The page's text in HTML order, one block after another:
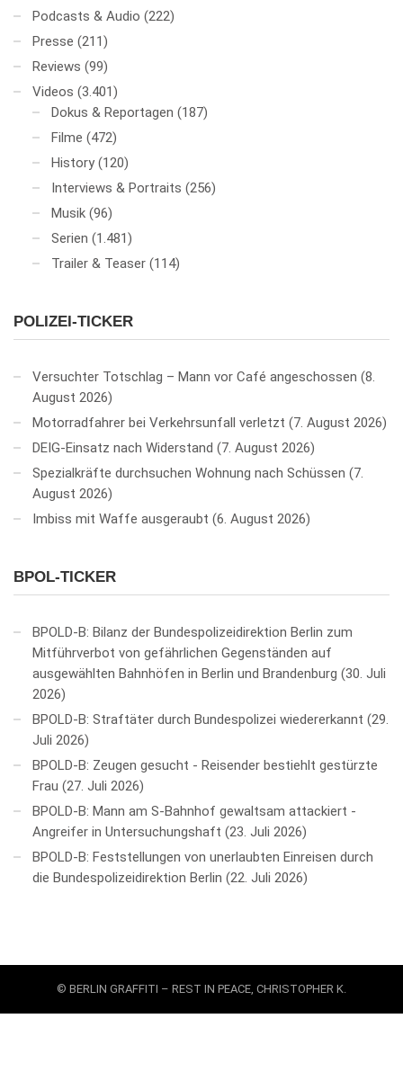
Podcasts & Audio (222)
Presse (211)
Reviews (99)
Videos (3.401)
Dokus & Reportagen (187)
Filme (472)
History (120)
Interviews & Portraits (256)
Musik (96)
Serien (1.481)
Trailer & Teaser (114)
POLIZEI-TICKER
Versuchter Totschlag – Mann vor Café angeschossen 8.
August 2026
Motorradfahrer bei Verkehrsunfall verletzt
7. August 2026
DEIG-Einsatz nach Widerstand
7. August 2026
Spezialkräfte durchsuchen Wohnung nach Schüssen
7.
August 2026
Imbiss mit Waffe ausgeraubt 6. August 2026
BPOL-TICKER
BPOLD-B: Bilanz der Bundespolizeidirektion Berlin zum
Mitführverbot von gefährlichen Gegenständen auf
ausgewählten Bahnhöfen in Berlin und Brandenburg 30. Juli
2026
BPOLD-B: Straftäter durch Bundespolizei wiedererkannt
29.
Juli 2026
BPOLD-B: Zeugen gesucht - Reisender bestiehlt gestürzte
Frau
27. Juli 2026
BPOLD-B: Mann am S-Bahnhof gewaltsam attackiert -
Angreifer in Untersuchungshaft
23. Juli 2026
BPOLD-B: Feststellungen von unerlaubten Einreisen durch
die Bundespolizeidirektion Berlin
22. Juli 2026
© BERLIN GRAFFITI – REST IN PEACE, CHRISTOPHER K.